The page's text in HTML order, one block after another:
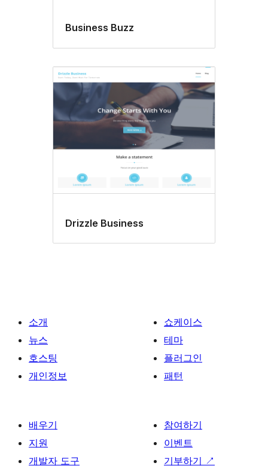
Business Buzz
Drizzle Business
소개
뉴스
호스팅
개인정보
쇼케이스
테마
플러그인
패턴
배우기
지원
개발자 도구
참여하기
이벤트
기부하기 ↗